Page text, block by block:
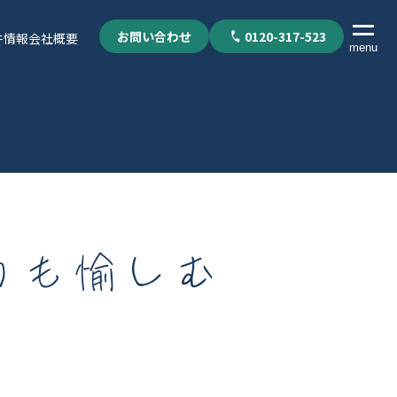
報会社概要 お問い合わせ 0120-317-523
menu
愉しむ